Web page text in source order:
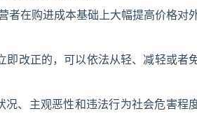
者在购进成本基础上大幅提高价格对
改正的，可以依法从轻、减轻或者
况、主观恶性和违法行为社会危害程